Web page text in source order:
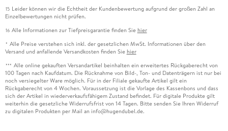
15 Leider können wir die Echtheit der Kundenbewertung aufgrund der großen Zahl an
Einzelbewertungen nicht prüfen.
16 Alle Informationen zur Tiefpreisgarantie finden Sie hier
* Alle Preise verstehen sich inkl. der gesetzlichen MwSt. Informationen über den
Versand und anfallende Versandkosten finden Sie hier
*** Alle online gekauften Versandartikel beinhalten ein erweitertes Rückgaberecht von
100 Tagen nach Kaufdatum. Die Rücknahme von Bild-, Ton- und Datenträgern ist nur bei
noch versiegelter Ware möglich. Für in der Filiale gekaufte Artikel gilt ein
Rückgaberecht von 4 Wochen. Voraussetzung ist die Vorlage des Kassenbons und dass
sich der Artikel in wiederverkaufsfähigem Zustand befindet. Für digitale Produkte gilt
weiterhin die gesetzliche Widerrufsfrist von 14 Tagen. Bitte senden Sie Ihren Widerruf
zu digitalen Produkten per Mail an info@hugendubel.de.